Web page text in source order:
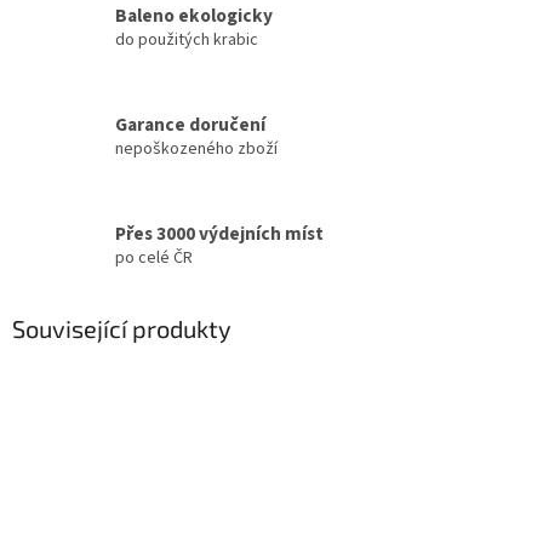
Baleno ekologicky
do použitých krabic
Garance doručení
nepoškozeného zboží
Přes 3000 výdejních míst
po celé ČR
Související produkty